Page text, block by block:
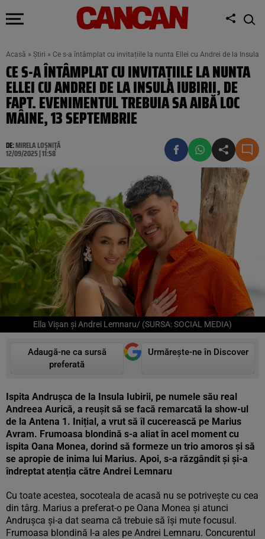
Acasă » Știri » Ce s-a întâmplat cu invitațiile la nunta Ellei cu Andrei de la Insula
CE S-A ÎNTÂMPLAT CU INVITAȚIILE LA NUNTA
ELLEI CU ANDREI DE LA INSULA IUBIRII, DE
FAPT. EVENIMENTUL TREBUIA SA AIBĂ LOC
MÂINE, 13 SEPTEMBRIE
DE:MIRELA LOȘNIȚĂ
12/09/2025 | 11:58
Ella Vișan și Andrei Lemnaru/ (SURSA: SOCIAL MEDIA)
Adaugă-ne ca sursă
preferată
Urmărește-ne în Discover
Ispita Andrușca de la Insula Iubirii, pe numele său real
Andreea Aurică, a reușit să se facă remarcată la show-ul
de la Antena 1. Inițial, a vrut să îl cucerească pe Marius
Avram. Frumoasa blondină s-a aliat în acel moment cu
ispita Oana Monea, dorind să formeze un trio amoros și să
se apropie de inima lui Marius. Apoi, s-a răzgândit și și-a
îndreptat atenția către Andrei Lemnaru
Cu toate acestea, socoteala de acasă nu se potrivește cu cea
din târg. Marius a preferat-o pe Oana Monea și atunci
Andrușca și-a dat seama că trebuie să își mute focusul.
Frumoasa blondină l-a ales pe Andrei Lemnaru. Concurentul